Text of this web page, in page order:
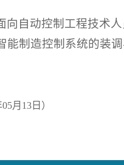
向自动控制工程技术
能制造控制系统的装
月13日）